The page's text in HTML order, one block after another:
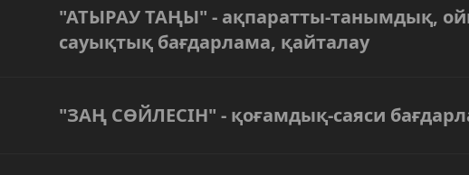
"АТЫРАУ ТАҢЫ" - ақпаратты-танымдық,
сауықтық бағдарлама, қайталау
"ЗАҢ СӨЙЛЕСІН" - қоғамдық-саяси